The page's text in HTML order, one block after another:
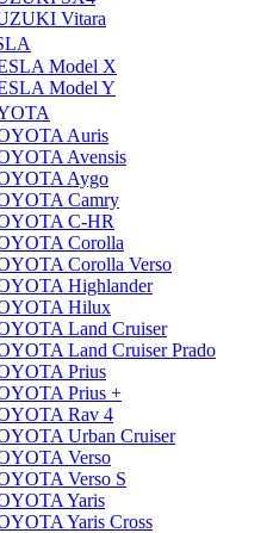
Vitara
Model X
Model Y
Auris
Avensis
Aygo
Camry
C-HR
Corolla
Corolla Verso
Highlander
Hilux
Land Cruiser
Land Cruiser Prado
Prius
Prius +
Rav 4
Urban Cruiser
Verso
Verso S
Yaris
Yaris Cross